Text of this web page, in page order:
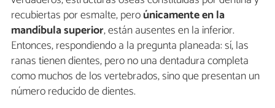
recubiertas por esmalte, peroúnicamente en la
mandíbula superior, están ausentes en la inferior.
Entonces, respondiendo a la pregunta planeada: sí, las
ranas tienen dientes, pero no una dentadura completa
como muchos de los vertebrados, sino que presentan un
número reducido de dientes.